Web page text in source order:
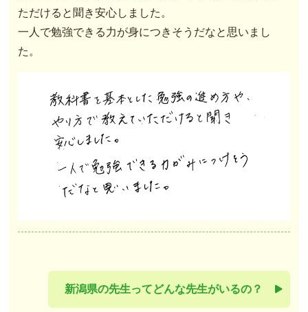
ただけると聞き安心しました。
一人で勉強できる力が身につきそうだなと思いまし
た。
新潟県の先生ってどんな先生がいるの？